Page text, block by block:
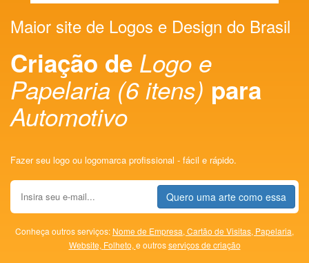
Maior site de Logos e Design do Brasil
Criação de Logo e
Papelaria (6 itens) para
Automotivo
Fazer seu logo ou logomarca profissional - fácil e rápido.
Quero uma arte como essa
Conheça outros serviços: Nome de Empresa, Cartão de Visitas, Papelaria,
Website, Folheto, e outrosserviços de criação